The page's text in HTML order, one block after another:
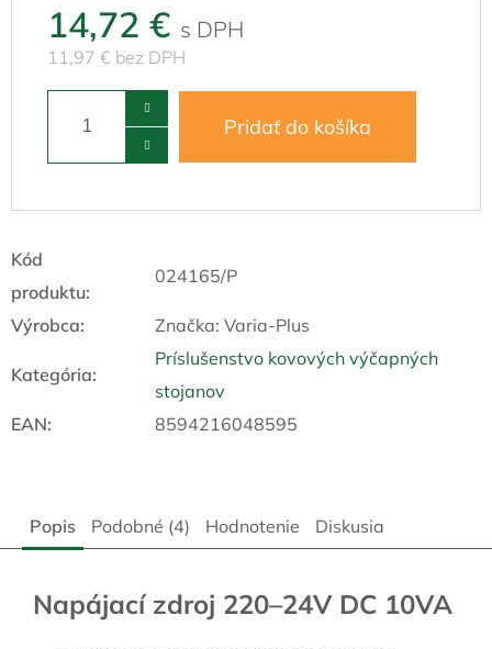
14,72 €
11,97 € bez DPH
Pridať do košíka
Kód
produktu:
024165/P
Výrobca: Značka: Varia-Plus
Kategória:
Príslušenstvo kovových výčapných
stojanov
EAN: 8594216048595
Popis Podobné (4) Hodnotenie Diskusia
Napájací zdroj 220–24V DC 10VA